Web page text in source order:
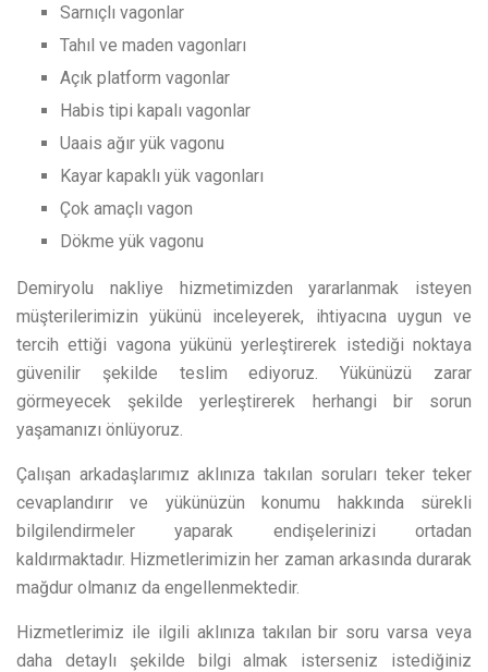
Sarnıçlı vagonlar
Tahıl ve maden vagonları
Açık platform vagonlar
Habis tipi kapalı vagonlar
Uaais ağır yük vagonu
Kayar kapaklı yük vagonları
Çok amaçlı vagon
Dökme yük vagonu
Demiryolu nakliye hizmetimizden yararlanmak isteyen
müşterilerimizin yükünü inceleyerek, ihtiyacına uygun ve
tercih ettiği vagona yükünü yerleştirerek istediği noktaya
güvenilir şekilde teslim ediyoruz. Yükünüzü zarar
görmeyecek şekilde yerleştirerek herhangi bir sorun
yaşamanızı önlüyoruz.
Çalışan arkadaşlarımız aklınıza takılan soruları teker teker
cevaplandırır ve yükünüzün konumu hakkında sürekli
bilgilendirmeler yaparak endişelerinizi ortadan
kaldırmaktadır. Hizmetlerimizin her zaman arkasında durarak
mağdur olmanız da engellenmektedir.
Hizmetlerimiz ile ilgili aklınıza takılan bir soru varsa veya
daha detaylı şekilde bilgi almak isterseniz istediğiniz